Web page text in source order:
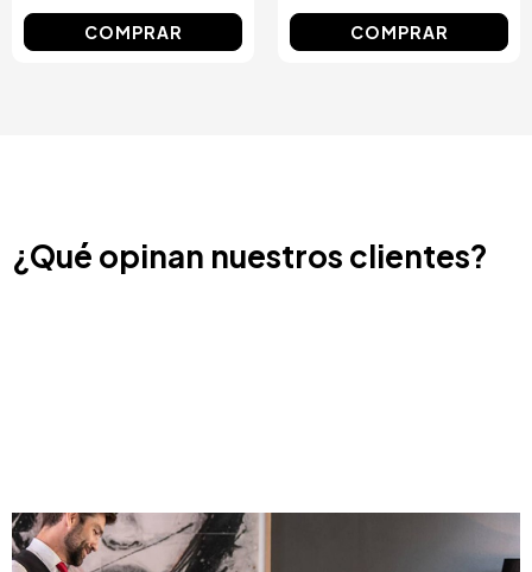
COMPRAR COMPRAR
¿Qué opinan nuestros clientes?